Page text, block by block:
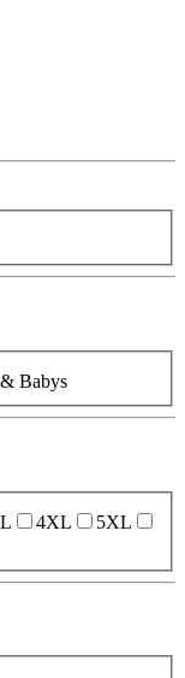
Babys
4XL
5XL